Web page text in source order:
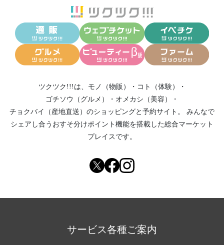
ツクツク!!!は、 モノ（物販） ・ コト（体験）
・
ゴチソウ（グルメ）
・ オメカシ（美容）
・
チョクバイ（産地直送） のショッピングと予約サイト。
みんなで
シェアし合う おすそ分けポイント機能を搭載した総合マーケット
プレイスです。
サービス各種ご案内